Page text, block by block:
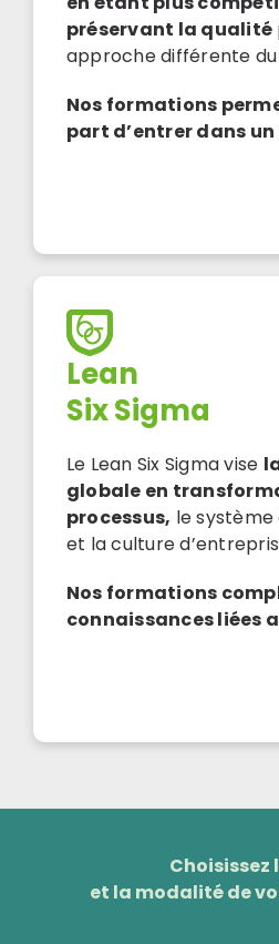
préservant la qualité
approche différente
Nos formations
part d’entrer dans
Lean
Six Sigma
Le Lean Six Sigma vise
globale en
processus, le
et la culture
Nos formations
connaissances liées
Choisissez
et la modalité de